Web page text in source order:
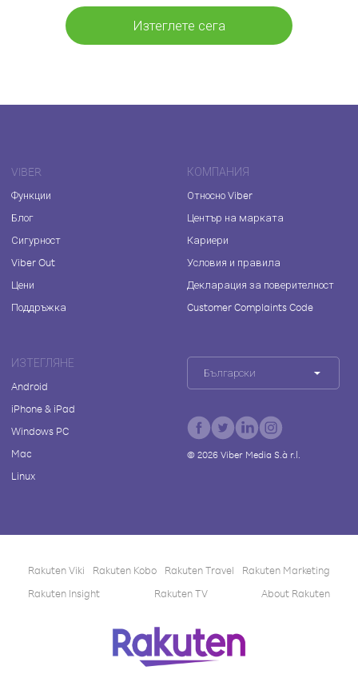
Изтеглете сега
VIBER
Функции
Блог
Сигурност
Viber Out
Цени
Поддръжка
КОМПАНИЯ
Относно Viber
Център на марката
Кариери
Условия и правила
Декларация за поверителност
Customer Complaints Code
ИЗТЕГЛЯНЕ
Android
iPhone & iPad
Windows PC
Mac
Linux
Български
© 2026Viber Media S.à r.l.
Rakuten Viki Rakuten Kobo Rakuten Travel
Rakuten Marketing
Rakuten Insight
Rakuten TV About Rakuten